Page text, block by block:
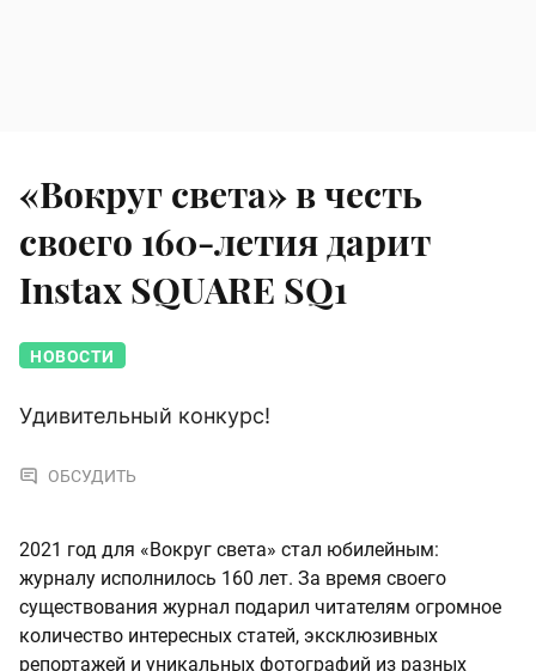
«Вокруг света» в честь
своего 160-летия дарит
Instax SQUARE SQ1
НОВОСТИ
Удивительный конкурс!
ОБСУДИТЬ
2021 год для «Вокруг света» стал юбилейным:
журналу исполнилось 160 лет. За время своего
существования журнал подарил читателям огромное
количество интересных статей, эксклюзивных
репортажей и уникальных фотографий из разных